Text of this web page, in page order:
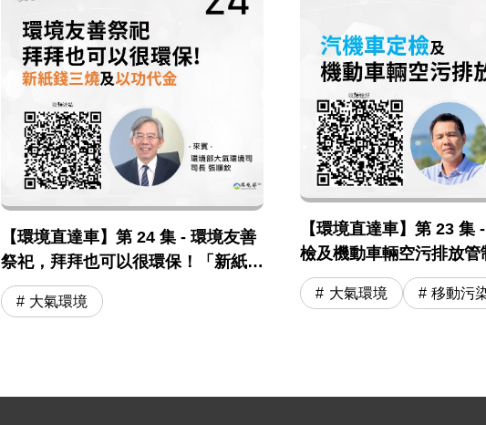
【環境直達車】第 24 集 - 環境友善
祭祀，拜拜也可以很環保！「新紙錢
三燒」及「以功代金」
大氣環境
【環境直達車】第 23 集
檢及機動車輛空污排放管
大氣環境 移動污